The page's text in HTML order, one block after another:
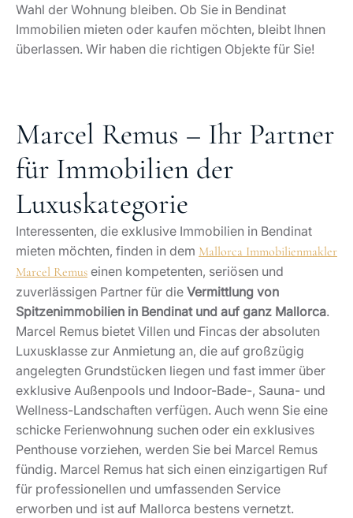
Wahl der Wohnung bleiben. Ob Sie in Bendinat
Immobilien mieten oder kaufen möchten, bleibt Ihnen
überlassen. Wir haben die richtigen Objekte für Sie!
Marcel Remus – Ihr Partner
für Immobilien der
Luxuskategorie
Interessenten, die exklusive Immobilien in Bendinat
mieten möchten, finden in dem Mallorca Immobilienmakler
Marcel Remus einen kompetenten, seriösen und
zuverlässigen Partner für die Vermittlung von
Spitzenimmobilien in Bendinat und auf ganz Mallorca.
Marcel Remus bietet Villen und Fincas der absoluten
Luxusklasse zur Anmietung an, die auf großzügig
angelegten Grundstücken liegen und fast immer über
exklusive Außenpools und Indoor-Bade-, Sauna- und
Wellness-Landschaften verfügen. Auch wenn Sie eine
schicke Ferienwohnung suchen oder ein exklusives
Penthouse vorziehen, werden Sie bei Marcel Remus
fündig. Marcel Remus hat sich einen einzigartigen Ruf
für professionellen und umfassenden Service
erworben und ist auf Mallorca bestens vernetzt.